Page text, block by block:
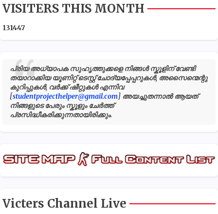
VISITERS THIS MONTH
131447
പ്രിയ അധ്യാപക സുഹൃത്തുക്കളെ നിങ്ങൾ സ്കൂളിന് വേണ്ടി
തയാറാക്കിയ യൂണിറ്റ് ടെസ്റ്റ് ചോദ്യപ്പേപ്പറുകൾ, അസൈന്മെന്റു
കുറിപ്പുകൾ, വർക്ക് ഷീറ്റുകൾ എന്നിവ
[studentprojecthelper@gmail.com] അയച്ചുതന്നാൽ ആയത്
നിങ്ങളുടെ പേരും സ്കൂളും ചേർത്ത്
പ്രസിദ്ധീകരിക്കുന്നതായിരിക്കും.
Victers Channel Live